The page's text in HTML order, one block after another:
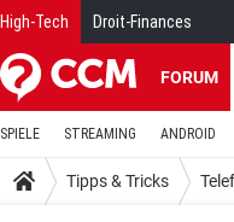
High-Tech Droit-Finances
FORUM
SPIELE STREAMING ANDROID
Tipps & Tricks